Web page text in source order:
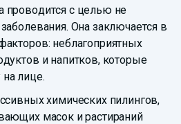
проводится с целью не
Она заключается в
неблагоприятных
и напитков, которые
лице.
химических пилингов,
масок и растираний